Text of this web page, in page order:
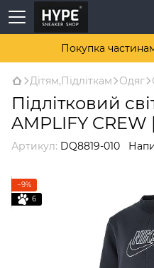
Покупка
Дітям,Підліткам Одяг
Підлітковий
AMPLIFY CREW
Артикул: DQ8819-010
−9%
6